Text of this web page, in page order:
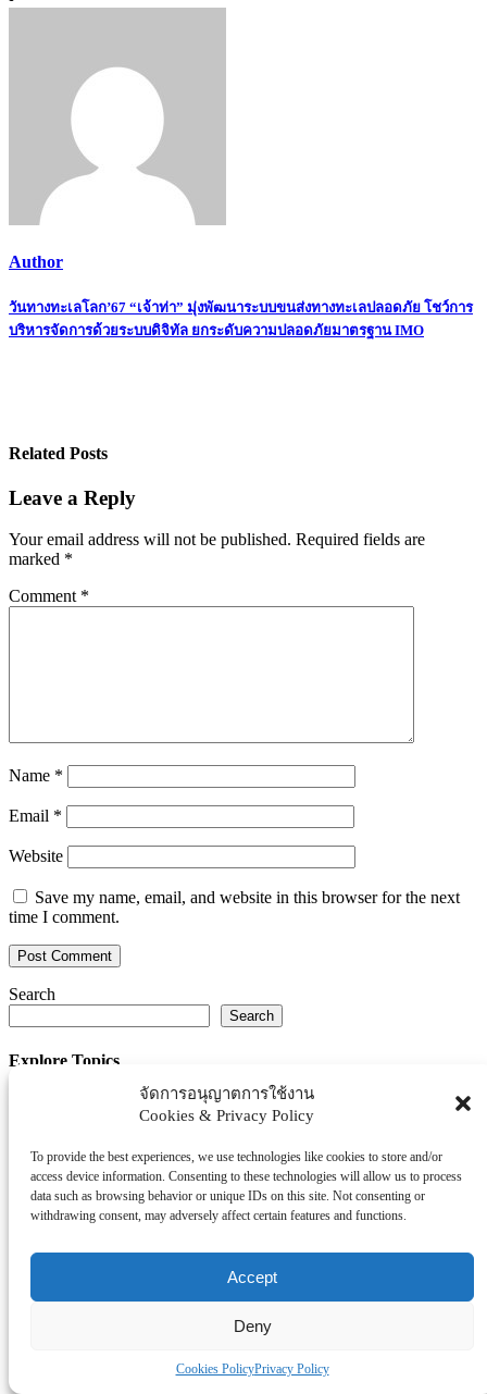
จัดการอนุญาตการใช้งาน
Cookies & Privacy Policy
To provide the best experiences, we use technologies like cookies to store and/or
access device information. Consenting to these technologies will allow us to process
data such as browsing behavior or unique IDs on this site. Not consenting or
withdrawing consent, may adversely affect certain features and functions.
Accept
Deny
Cookies PolicyPrivacy Policy
Author
Post
navigation
วันทางทะเลโลก’67 “เจ้าท่า” มุ่งพัฒนาระบบขนส่งทางทะเลปลอดภัย โชว์การ
บริหารจัดการด้วยระบบดิจิทัล ยกระดับความปลอดภัยมาตรฐาน IMO
Related Posts
Leave a Reply
Your email address will not be published. Required fields are
marked *
Comment *
Name *
Email *
Website
Save my name, email, and website in this browser for the next
time I comment.
Search
Search
Explore Topics
Thaiworldtoday
Uncategorized
ธุรกิจ/ประกัน/การเงิน
บันเทิง/กีฬา
ภาครัฐ/ราชการ
ยานยนต์
โรงแรม/ท่องเที่ยว/อาหาร
Tag Clouds